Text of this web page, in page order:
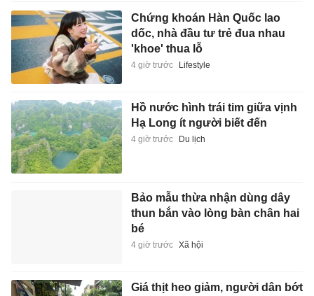
Chứng khoán Hàn Quốc lao
dốc, nhà đầu tư trẻ đua nhau
'khoe' thua lỗ
4 giờ trước Lifestyle
Hồ nước hình trái tim giữa vịnh
Hạ Long ít người biết đến
4 giờ trước Du lịch
Bảo mẫu thừa nhận dùng dây
thun bắn vào lòng bàn chân hai
bé
4 giờ trước Xã hội
Giá thịt heo giảm, người dân bớt